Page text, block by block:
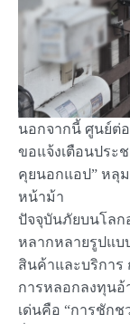
นอกจากนี้ ศูนย์ต่
ขอแจ้งเตือนประ
คุยนอกแอป” หลุ
หน้าม้า
ปัจจุบันภัยบนโลก
หลากหลายรูปแบ
สินค้าและบริการ
การหลอกลงทุนอ้
เด่นคือ “การชัก